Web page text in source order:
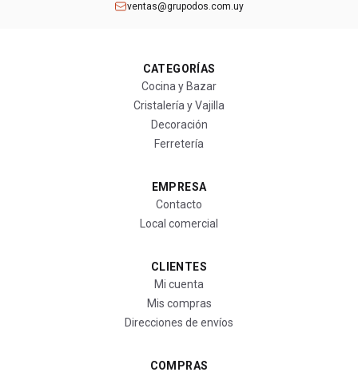
ventas@grupodos.com.uy
CATEGORÍAS
Cocina y Bazar
Cristalería y Vajilla
Decoración
Ferretería
EMPRESA
Contacto
Local comercial
CLIENTES
Mi cuenta
Mis compras
Direcciones de envíos
COMPRAS